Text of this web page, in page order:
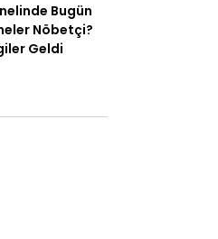
Bugün
Nöbetçi?
Geldi